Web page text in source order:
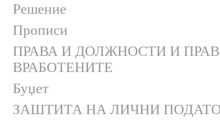
Решение
Прописи
ПРАВА И ДОЛЖНОСТИ И
ВРАБОТЕНИТЕ
Буџет
ЗАШТИТА НА ЛИЧНИ